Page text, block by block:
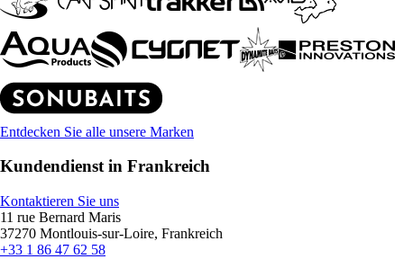
Entdecken Sie alle unsere Marken
Kundendienst in Frankreich
Kontaktieren Sie uns
11 rue Bernard Maris
37270 Montlouis-sur-Loire, Frankreich
+33 1 86 47 62 58